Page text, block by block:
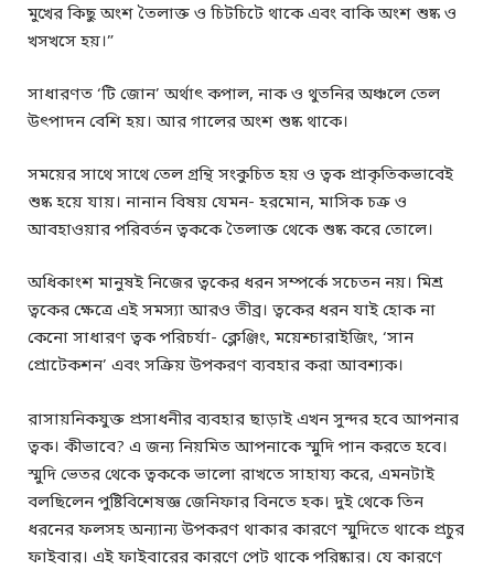
মুখের কিছু অংশ তৈলাক্ত ও চিটচিটে থাকে এবং বাকি অংশ শুষ্ক ও
খসখসে হয়।”
সাধারণত ‘টি জোন’ অর্থাৎ কপাল, নাক ও থুতনির অঞ্চলে তেল
উৎপাদন বেশি হয়। আর গালের অংশ শুষ্ক থাকে।
সময়ের সাথে সাথে তেল গ্রন্থি সংকুচিত হয় ও ত্বক প্রাকৃতিকভাবেই
শুষ্ক হয়ে যায়। নানান বিষয় যেমন- হরমোন, মাসিক চক্র ও
আবহাওয়ার পরিবর্তন ত্বককে তৈলাক্ত থেকে শুষ্ক করে তোলে।
অধিকাংশ মানুষই নিজের ত্বকের ধরন সম্পর্কে সচেতন নয়। মিশ্র
ত্বকের ক্ষেত্রে এই সমস্যা আরও তীব্র। ত্বকের ধরন যাই হোক না
কেনো সাধারণ ত্বক পরিচর্যা- ক্লেঞ্জিং, ময়েশ্চারাইজিং, ‘সান
প্রোটেকশন’ এবং সক্রিয় উপকরণ ব্যবহার করা আবশ্যক।
রাসায়নিকযুক্ত প্রসাধনীর ব্যবহার ছাড়াই এখন সুন্দর হবে আপনার
ত্বক। কীভাবে? এ জন্য নিয়মিত আপনাকে স্মুদি পান করতে হবে।
স্মুদি ভেতর থেকে ত্বককে ভালো রাখতে সাহায্য করে, এমনটাই
বলছিলেন পুষ্টিবিশেষজ্ঞ জেনিফার বিনতে হক। দুই থেকে তিন
ধরনের ফলসহ অন্যান্য উপকরণ থাকার কারণে স্মুদিতে থাকে প্রচুর
ফাইবার। এই ফাইবারের কারণে পেট থাকে পরিষ্কার। যে কারণে